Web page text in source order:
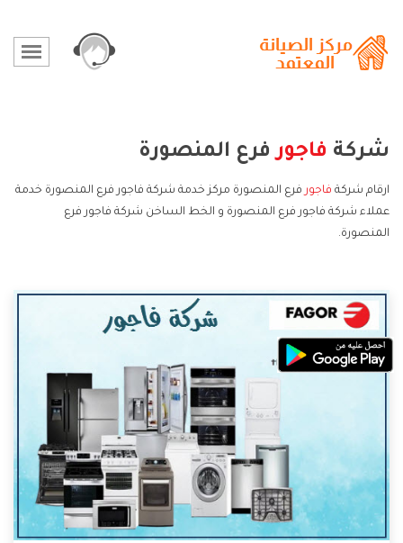
شركة فاجورفرع المنصورة
ارقام شركة فاجور فرع المنصورة مركز خدمة شركة فاجور فرع المنصورة خدمة
عملاء شركة فاجور فرع المنصورة و الخط الساخن شركة فاجور فرع
المنصورة.